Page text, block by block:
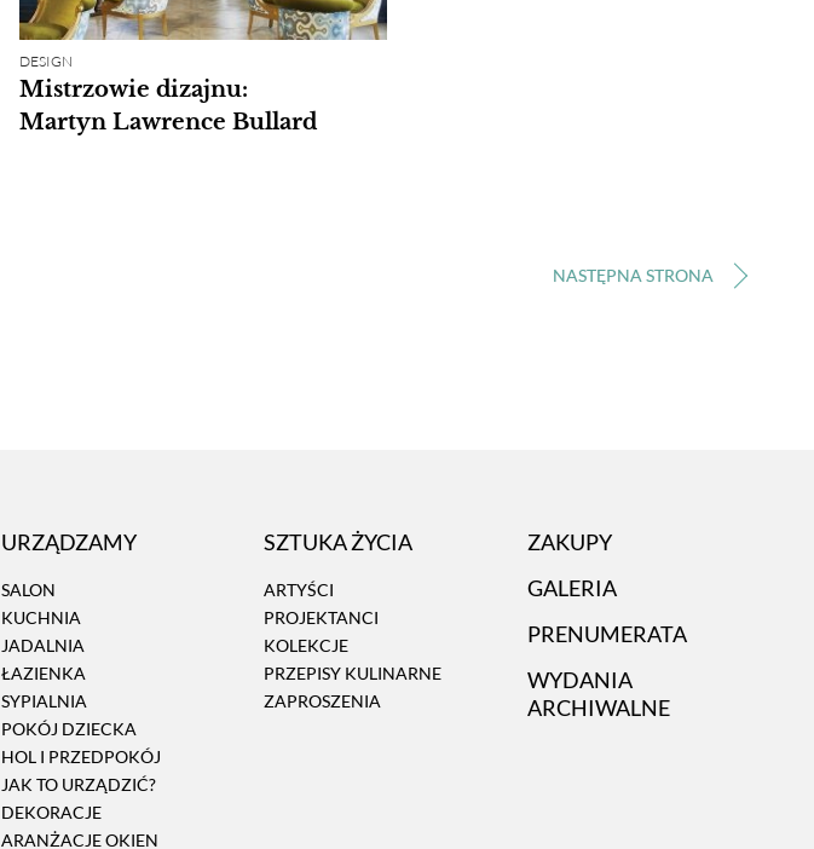
DESIGN
Mistrzowie dizajnu:
Martyn Lawrence Bullard
URZĄDZAMY
SALON
KUCHNIA
JADALNIA
ŁAZIENKA
SYPIALNIA
POKÓJ DZIECKA
HOL I PRZEDPOKÓJ
JAK TO URZĄDZIĆ?
DEKORACJE
ARANŻACJE OKIEN
SZTUKA ŻYCIA
ARTYŚCI
PROJEKTANCI
KOLEKCJE
PRZEPISY KULINARNE
ZAPROSZENIA
ZAKUPY
GALERIA
PRENUMERATA
WYDANIA
ARCHIWALNE